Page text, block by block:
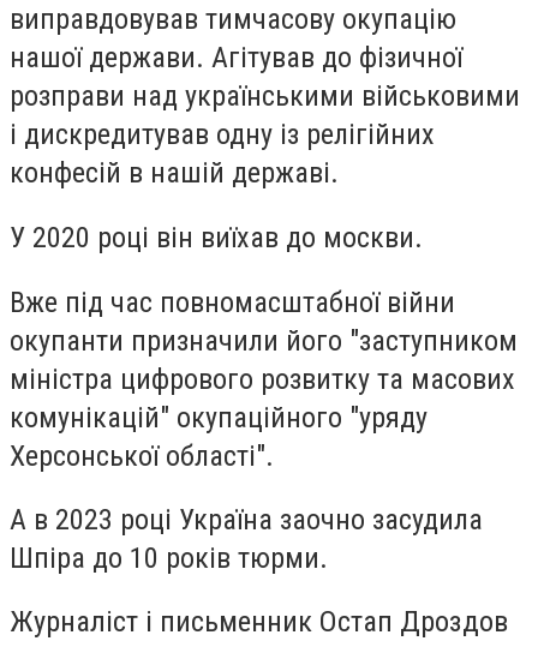
виправдовував тимчасову окупацію
нашої держави. Агітував до фізичної
розправи над українськими військовими
і дискредитував одну із релігійних
конфесій в нашій державі.
У 2020 році він виїхав до москви.
Вже під час повномасштабної війни
окупанти призначили його "заступником
міністра цифрового розвитку та масових
комунікацій" окупаційного "уряду
Херсонської області".
А в 2023 році Україна заочно засудила
Шпіра до 10 років тюрми.
Журналіст і письменник Остап Дроздов